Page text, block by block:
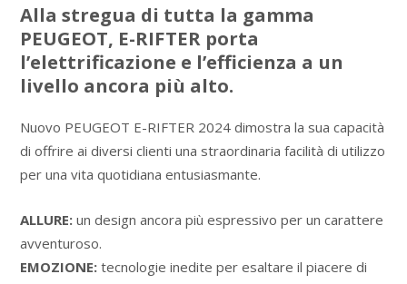
Alla stregua di tutta la gamma
PEUGEOT, E-RIFTER porta
l’elettrificazione e l’efficienza a un
livello ancora più alto.
Nuovo PEUGEOT E-RIFTER 2024 dimostra la sua capacità
di offrire ai diversi clienti una straordinaria facilità di utilizzo
per una vita quotidiana entusiasmante.
ALLURE:un design ancora più espressivo per un carattere
avventuroso.
EMOZIONE:tecnologie inedite per esaltare il piacere di